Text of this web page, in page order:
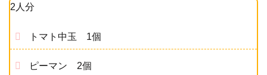
2人分
トマト中玉 1個
ピーマン 2個